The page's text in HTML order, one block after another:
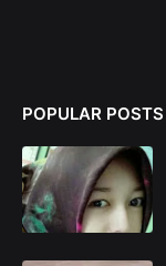
POPULAR POSTS